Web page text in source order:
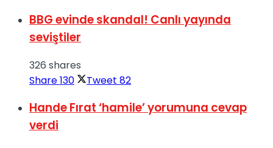
BBG evinde skandal! Canlı yayında
seviştiler
326 shares
Share130 Tweet 82
Hande Fırat ‘hamile’ yorumuna cevap
verdi